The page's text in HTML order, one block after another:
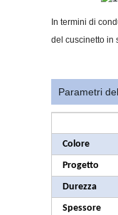
In termini di
del cuscinetto in
Parametri
Colore
Progetto
Durezza
Spessore